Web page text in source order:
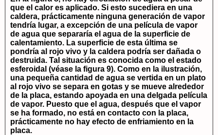
que el calor es aplicado. Si esto sucediera en una
caldera, prácticamente ninguna generación de vapor
tendría lugar, a excepción de una película de vapor
de agua que separaría el agua de la superficie de
calentamiento. La superficie de esta última se
pondría al rojo vivo y la caldera podría ser dañada o
destruida. Tal situación es conocida como el estado
esferoidal (véase la figura 9). Como en la ilustración,
una pequeña cantidad de agua se vertida en un plato
al rojo vivo se separa en gotas y se mueve alrededor
de la placa, estando apoyada en una delgada película
de vapor. Puesto que el agua, después que el vapor
se ha formado, no está en contacto con la placa,
prácticamente no hay efecto de enfriamiento en la
placa.